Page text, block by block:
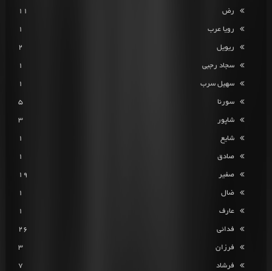
رض 11
رویا عرب 1
ریویل 2
سجاد رجبی 1
سهیل سرب 1
سورنا 5
شاپور 3
شایع 1
صادق 1
صفیر 19
ضال 1
عارف 1
فدائی 26
فرزان 3
فرشاد 7